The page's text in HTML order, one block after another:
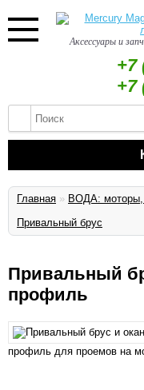
Аксессуары и
+7
+7
Главная » ВОДА: моторы,
Привальный брус
Привальный
профиль
профиль для проемов на